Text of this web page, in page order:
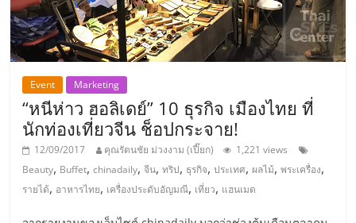
ขา
แฟ
รน
ไชส์,
Event Marketing
“หนีห่าว ฮอลิเดย์” 10 ธุรกิจ เมืองไทย ที่
นักท่องเที่ยวจีน ช็อปกระจาย!
12/09/2017 คุณรัตนชัย ม่วงงาม (เปี๊ยก)
1,221 views
Beauty, Buffet,chinadaily,จีน,ทริป, ธุรกิจ,ประเทศ,ผลไม้,พระเครื่อง,
รายได้, อาหารไทย, เครื่องประดับอัญมณี, เที่ยว, แฮนเมด